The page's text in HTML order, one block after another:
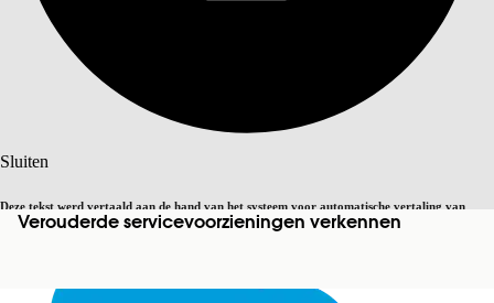
Sluiten
Deze tekst werd vertaald aan de hand van het systeem voor automatische vertaling van
Salesforce. U vindthiermeer details. Overschakelen op Engels Niet nu
Verouderde servicevoorzieningen verkennen
Zoeken